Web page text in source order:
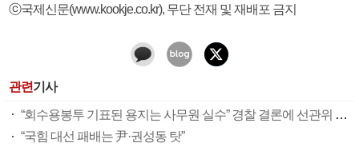
ⓒ국제신문(www.kookje.co.kr), 무단 전재 및 재배포 금지
관련기사
“회수용봉투 기표된 용지는 사무원 실수” 경찰 결론에 선관위 부실 투표관리 도마(종합)
“국힘 대선 패배는 尹·권성동 탓”